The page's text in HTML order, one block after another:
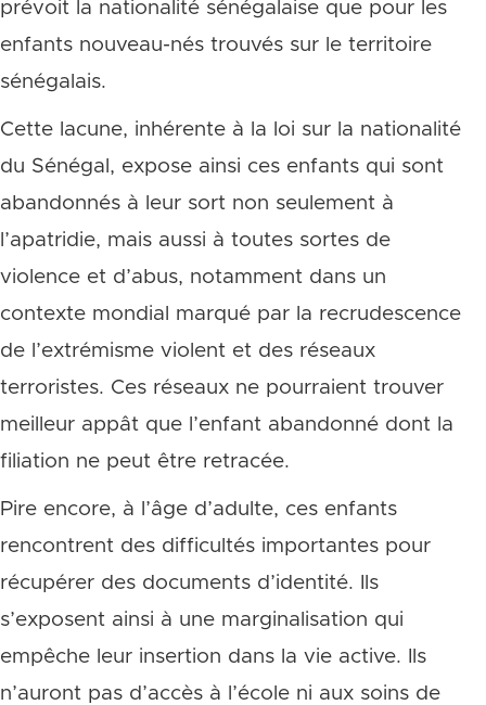
prévoit la nationalité sénégalaise que pour les
enfants nouveau-nés trouvés sur le territoire
sénégalais.
Cette lacune, inhérente à la loi sur la nationalité
du Sénégal, expose ainsi ces enfants qui sont
abandonnés à leur sort non seulement à
l’apatridie, mais aussi à toutes sortes de
violence et d’abus, notamment dans un
contexte mondial marqué par la recrudescence
de l’extrémisme violent et des réseaux
terroristes. Ces réseaux ne pourraient trouver
meilleur appât que l’enfant abandonné dont la
filiation ne peut être retracée.
Pire encore, à l’âge d’adulte, ces enfants
rencontrent des difficultés importantes pour
récupérer des documents d’identité. Ils
s’exposent ainsi à une marginalisation qui
empêche leur insertion dans la vie active. Ils
n’auront pas d’accès à l’école ni aux soins de